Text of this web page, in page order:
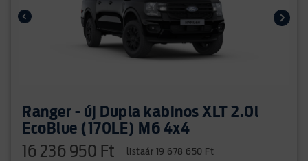
Ranger - új Dupla kabinos XLT 2.0l
EcoBlue (170LE) M6 4x4
16 236 950 Ft listaár 19 678 650 Ft